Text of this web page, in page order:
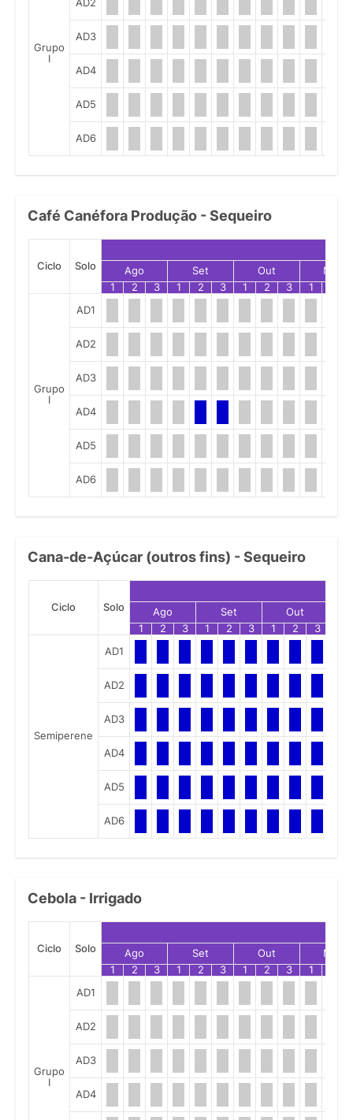
Grupo
I
AD2
AD3
AD4
AD5
AD6
Café Canéfora Produção - Sequeiro
Ciclo Solo Ago Set Out
Nov
1
2 3 1 2 3 1 2 3 1
Grupo
I
AD1
AD2
AD3
AD4
AD5
AD6
Cana-de-Açúcar (outros fins) - Sequeiro
Ciclo Solo Ago Set Out
1
2 3 1 2 3 1 2 3
Semiperene
AD1
AD2
AD3
AD4
AD5
AD6
Cebola - Irrigado
Ciclo Solo Ago Set Out
Nov
1
2 3 1 2 3 1 2 3 1
Grupo
I
AD1
AD2
AD3
AD4